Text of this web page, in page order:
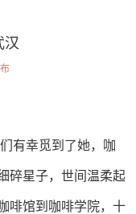
汉
有幸觅到了她，咖
碎星子，世间温柔起
啡馆到咖啡学院，十